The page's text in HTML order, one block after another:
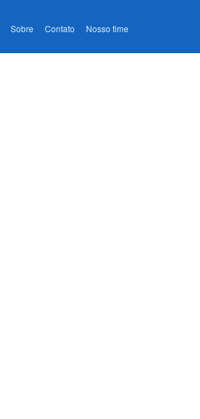
Sobre Contato Nosso time